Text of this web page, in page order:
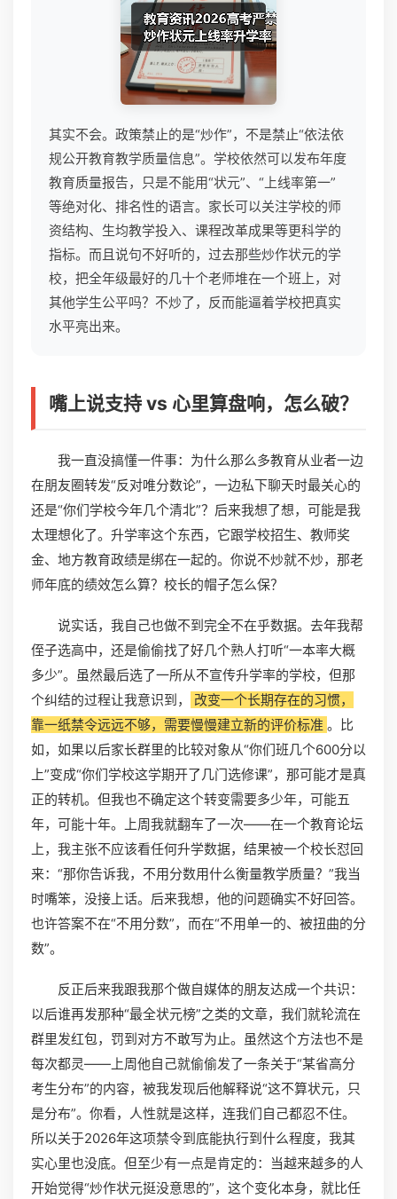
其实不会。政策禁止的是“炒作”，不是禁止“依法依
规公开教育教学质量信息”。学校依然可以发布年度
教育质量报告，只是不能用“状元”、“上线率第一”
等绝对化、排名性的语言。家长可以关注学校的师
资结构、生均教学投入、课程改革成果等更科学的
指标。而且说句不好听的，过去那些炒作状元的学
校，把全年级最好的几十个老师堆在一个班上，对
其他学生公平吗？不炒了，反而能逼着学校把真实
水平亮出来。
嘴上说支持 vs 心里算盘响，怎么破？
我一直没搞懂一件事：为什么那么多教育从业者一边
在朋友圈转发“反对唯分数论”，一边私下聊天时最关心的
还是“你们学校今年几个清北”？后来我想了想，可能是我
太理想化了。升学率这个东西，它跟学校招生、教师奖
金、地方教育政绩是绑在一起的。你说不炒就不炒，那老
师年底的绩效怎么算？校长的帽子怎么保？
说实话，我自己也做不到完全不在乎数据。去年我帮
侄子选高中，还是偷偷找了好几个熟人打听“一本率大概
多少”。虽然最后选了一所从不宣传升学率的学校，但那
个纠结的过程让我意识到，
改变一个长期存在的习惯，
靠一纸禁令远远不够，需要慢慢建立新的评价标准 。比
如，如果以后家长群里的比较对象从“你们班几个600分以
上”变成“你们学校这学期开了几门选修课”，那可能才是真
正的转机。但我也不确定这个转变需要多少年，可能五
年，可能十年。上周我就翻车了一次——在一个教育论坛
上，我主张不应该看任何升学数据，结果被一个校长怼回
来：“那你告诉我，不用分数用什么衡量教学质量？”我当
时嘴笨，没接上话。后来我想，他的问题确实不好回答。
也许答案不在“不用分数”，而在“不用单一的、被扭曲的分
数”。
反正后来我跟我那个做自媒体的朋友达成一个共识：
以后谁再发那种“最全状元榜”之类的文章，我们就轮流在
群里发红包，罚到对方不敢写为止。虽然这个方法也不是
每次都灵——上周他自己就偷偷发了一条关于“某省高分
考生分布”的内容，被我发现后他解释说“这不算状元，只
是分布”。你看，人性就是这样，连我们自己都忍不住。
所以关于2026年这项禁令到底能执行到什么程度，我其
实心里也没底。但至少有一点是肯定的：当越来越多的人
开始觉得“炒作状元挺没意思的”，这个变化本身，就比任